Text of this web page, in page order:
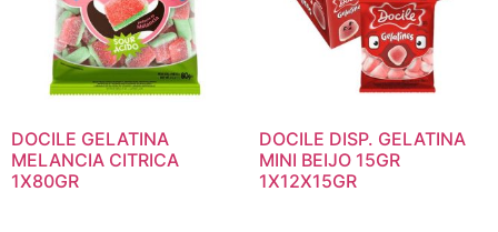
DOCILE GELATINA
MELANCIA CITRICA
1X80GR
DOCILE DISP. GELATINA
MINI BEIJO 15GR
1X12X15GR